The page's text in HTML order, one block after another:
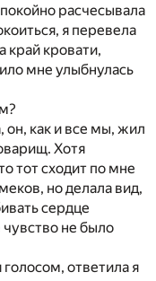
расчесывала
я перевела
край кровати,
мне улыбнулась
как и все мы, жил
Хотя
тот сходит по мне
но делала вид,
сердце
не было
ответила я